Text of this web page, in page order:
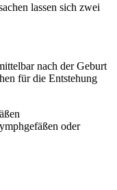
lassen sich zwei
nach der Geburt
für die Entstehung
oder